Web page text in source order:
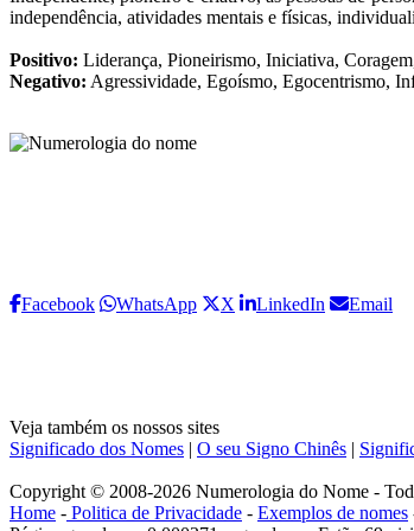
independência, atividades mentais e físicas,
Positivo: Liderança, Pioneirismo, Iniciativa,
Negativo: Agressividade, Egoísmo, Egocentrismo,
Facebook WhatsApp X LinkedIn Email
Veja também os nossos sites
Significado dos Nomes
O seu Signo Chinês
Copyright © 2008-2026 Numerologia do Nome -
Home - Politica de Privacidade - Exemplos de nomes